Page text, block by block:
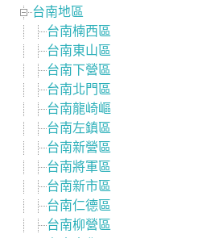
台南地區
台南楠西區
台南東山區
台南下營區
台南北門區
台南龍崎嶇
台南左鎮區
台南新營區
台南將軍區
台南新市區
台南仁德區
台南柳營區